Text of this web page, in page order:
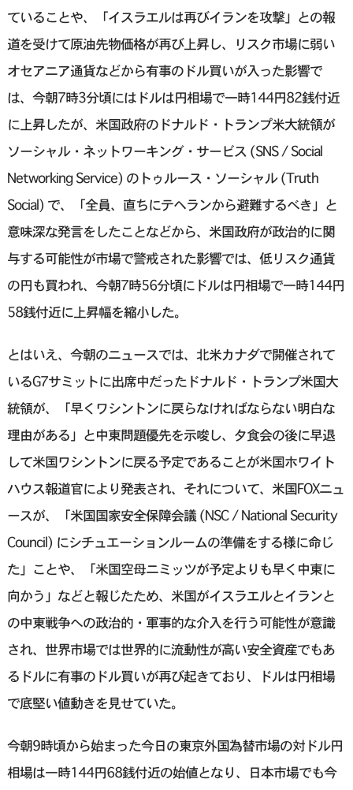
ていることや、「イスラエルは再びイランを攻撃」との報
道を受けて原油先物価格が再び上昇し、リスク市場に弱い
オセアニア通貨などから有事のドル買いが入った影響で
は、今朝7時3分頃にはドルは円相場で一時144円82銭付近
に上昇したが、米国政府のドナルド・トランプ米大統領が
ソーシャル・ネットワーキング・サービス (SNS / Social
Networking Service) のトゥルース・ソーシャル (Truth
Social) で、「全員、直ちにテヘランから避難するべき」と
意味深な発言をしたことなどから、米国政府が政治的に関
与する可能性が市場で警戒された影響では、低リスク通貨
の円も買われ、今朝7時56分頃にドルは円相場で一時144円
58銭付近に上昇幅を縮小した。
とはいえ、今朝のニュースでは、北米カナダで開催されて
いるG7サミットに出席中だったドナルド・トランプ米国大
統領が、「早くワシントンに戻らなければならない明白な
理由がある」と中東問題優先を示唆し、夕食会の後に早退
して米国ワシントンに戻る予定であることが米国ホワイト
ハウス報道官により発表され、それについて、米国FOXニュ
ースが、「米国国家安全保障会議 (NSC / National Security
Council) にシチュエーションルームの準備をする様に命じ
た」ことや、「米国空母ニミッツが予定よりも早く中東に
向かう」などと報じたため、米国がイスラエルとイランと
の中東戦争への政治的・軍事的な介入を行う可能性が意識
され、世界市場では世界的に流動性が高い安全資産でもあ
るドルに有事のドル買いが再び起きており、ドルは円相場
で底堅い値動きを見せていた。
今朝9時頃から始まった今日の東京外国為替市場の対ドル円
相場は一時144円68銭付近の始値となり、日本市場でも今